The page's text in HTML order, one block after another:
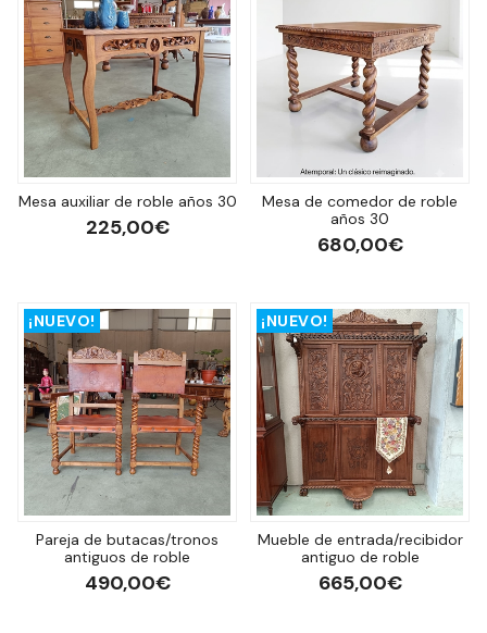
Mesa auxiliar de roble años 30
225,00€
Mesa de comedor de roble
años 30
680,00€
¡NUEVO!
Pareja de butacas/tronos
antiguos de roble
490,00€
¡NUEVO!
Mueble de entrada/recibidor
antiguo de roble
665,00€